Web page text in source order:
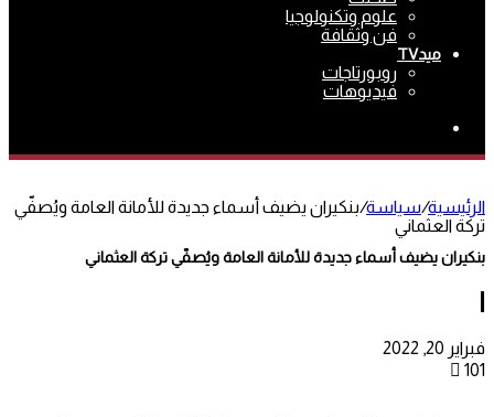
علوم وتكنولوجيا
فن وثقافة
ميدTV
روبورتاجات
فيديوهات
الرئيسية/سياسة/بنكيران يضيف أسماء جديدة للأمانة العامة ويُصفّي
تركة العثماني
بنكيران يضيف أسماء جديدة للأمانة العامة ويُصفّي تركة العثماني
فبراير 20, 2022
101